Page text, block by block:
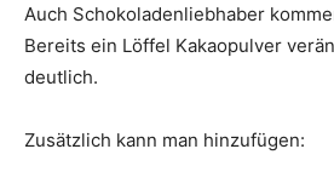
Auch Schokoladenliebhaber
Bereits ein Löffel Kakaopulver
deutlich.
Zusätzlich kann man hinzufügen: